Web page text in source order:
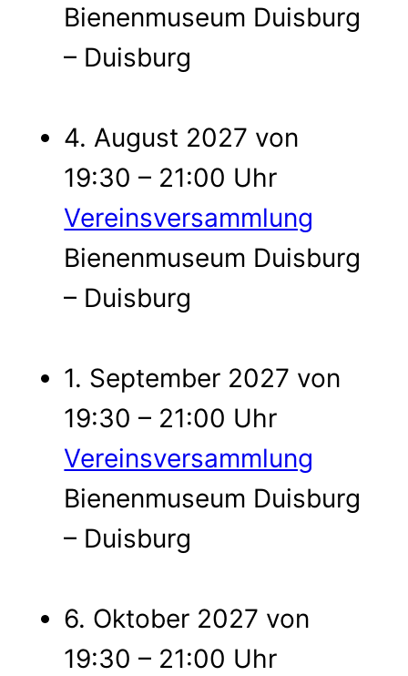
Bienenmuseum Duisburg
– Duisburg
4. August 2027 von
19:30 – 21:00 Uhr
Vereinsversammlung
Bienenmuseum Duisburg
– Duisburg
1. September 2027 von
19:30 – 21:00 Uhr
Vereinsversammlung
Bienenmuseum Duisburg
– Duisburg
6. Oktober 2027 von
19:30 – 21:00 Uhr